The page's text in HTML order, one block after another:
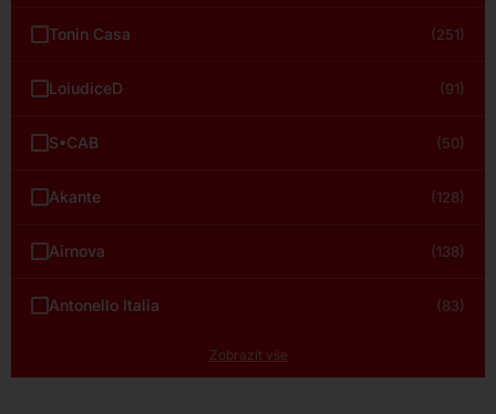
Tonin Casa (251)
LoiudiceD (91)
S•CAB (50)
Akante (128)
Airnova (138)
Antonello Italia (83)
Zobrazit vše